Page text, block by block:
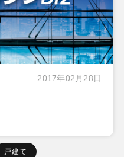
2017年02月28日
戸建て